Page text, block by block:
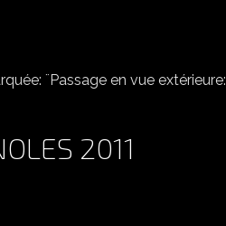
¨Passage en vue extérieure:
2011